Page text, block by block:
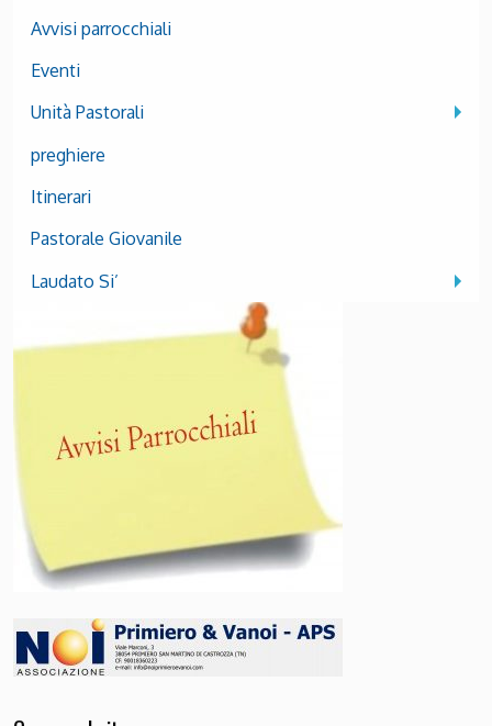
Avvisi parrocchiali
Eventi
Unità Pastorali
preghiere
Itinerari
Pastorale Giovanile
Laudato Si’